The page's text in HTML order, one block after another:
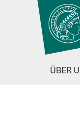
Hauptinhalt
ÜBER